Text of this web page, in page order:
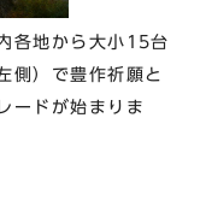
各地から大小15台
側）で豊作祈願と
ードが始まりま